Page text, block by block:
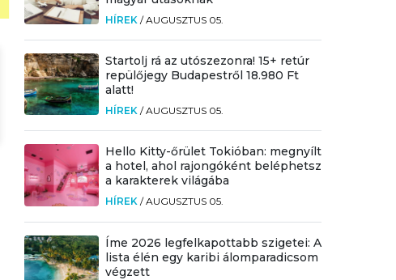
HÍREK /AUGUSZTUS 05.
Startolj rá az utószezonra! 15+ retúr
repülőjegy Budapestről 18.980 Ft
alatt!
HÍREK /AUGUSZTUS 05.
Hello Kitty-őrület Tokióban: megnyílt
a hotel, ahol rajongóként beléphetsz
a karakterek világába
HÍREK /AUGUSZTUS 05.
Íme 2026 legfelkapottabb szigetei: A
lista élén egy karibi álomparadicsom
végzett